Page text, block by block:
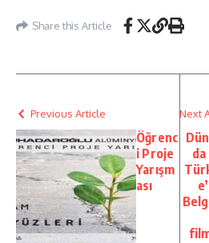
Share this Article
Previous Article
Öğrenc
i Proje
Yarışm
ası
Next
da